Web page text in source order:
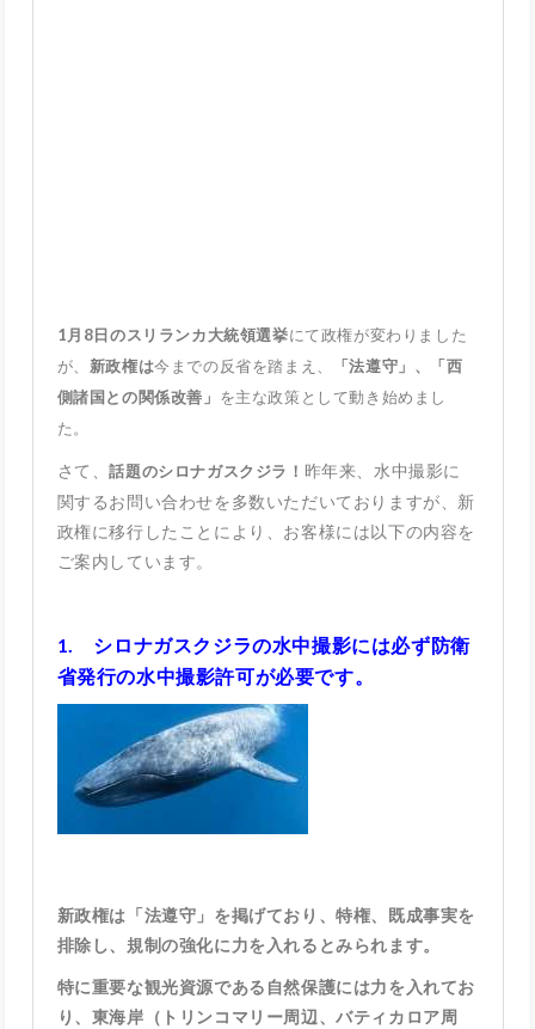
1月8日のスリランカ大統領選挙にて政権が変わりました
が、 新政権は今までの反省を踏まえ、
「法遵守」、「西
側諸国との関係改善」 を主な政策として動き始めまし
た。
さて、話題のシロナガスクジラ！ 昨年来、水中撮影に
関するお問い合わせを多数いただいておりますが、新
政権に移行したことにより、お客様には以下の内容を
ご案内しています。
1. シロナガスクジラの水中撮影には必ず防衛
省発行の水中撮影許可が必要です。
新政権は「法遵守」を掲げており、特権、既成事実を
排除し、規制の強化に力を入れるとみられます。
特に重要な観光資源である自然保護には力を入れてお
り、東海岸（トリンコマリー周辺、バティカロア周